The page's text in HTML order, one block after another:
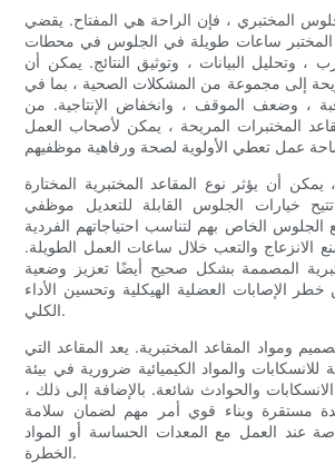
المختبري ، فإن الراحة هي المفتاح. يقضي
المختبر ساعات طويلة في الجلوس في محطات
، وتحليل البيانات ، وتوثيق النتائج. يمكن أن
إلى مجموعة من المشكلات الصحية ، بما في
، وضعف الموقف ، وانخفاض الإنتاجية. من
المختبرات المريحة ، يمكن لأصحاب العمل
يمكن أن يؤثر نوع المقاعد المختبرية المختارة
تتيح خيارات الجلوس القابلة للتعديل موظفي
الخاص بهم لتناسب احتياجاتهم الفردية
الانزعاج والتعب خلال ساعات العمل الطويلة.
المصممة بشكل صحيح أيضًا تعزيز وضعية
الإصابات العضلية الهيكلية وتحسين الأداء
الكلي.
ومواد المقاعد المختبرية. يعد المقاعد التي
والمواد الكيميائية ضرورية في بيئة
والحوادث شائعة. بالإضافة إلى ذلك ،
مستقرة وبناء قوي أمر مهم لضمان سلامة
عند العمل مع المعدات الحساسة أو المواد
الخطرة.